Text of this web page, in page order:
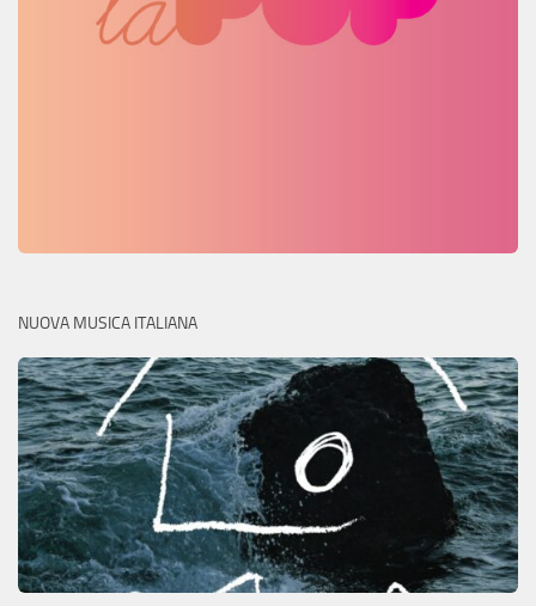
NUOVA MUSICA ITALIANA